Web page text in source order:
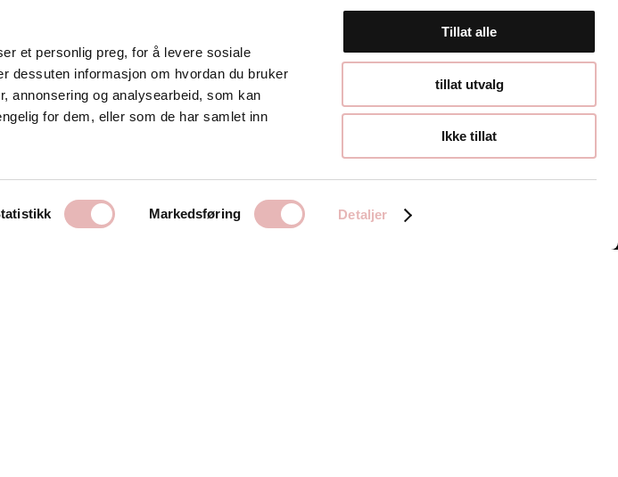
et personlig preg, for å levere sosiale
dessuten informasjon om hvordan du bruker
annonsering og analysearbeid, som kan
for dem, eller som de har samlet inn
Markedsføring Detaljer
Tillat alle
tillat utvalg
Ikke tillat
Åpningstider
Hverdager 10:00-
Lørdager 10:00-16:00